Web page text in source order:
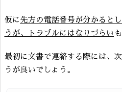
仮に先方の電話番号が分かると
うが、トラブルにはなりづらい
最初に文書で連絡する際には、
うが良いでしょう。